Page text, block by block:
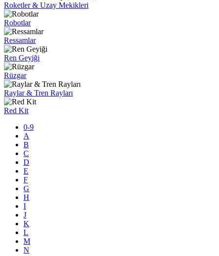
Roketler & Uzay Mekikleri
Robotlar
Ressamlar
Ren Geyiği
Rüzgar
Raylar & Tren Rayları
Red Kit
0-9
A
B
C
D
E
F
G
H
I
J
K
L
M
N